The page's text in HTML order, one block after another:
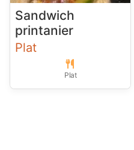
Sandwich
printanier
Plat
Plat